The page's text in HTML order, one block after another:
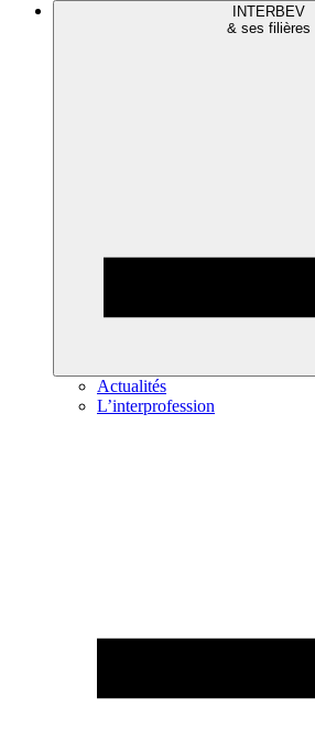
INTERBEV
& ses filières
Actualités
L’interprofession